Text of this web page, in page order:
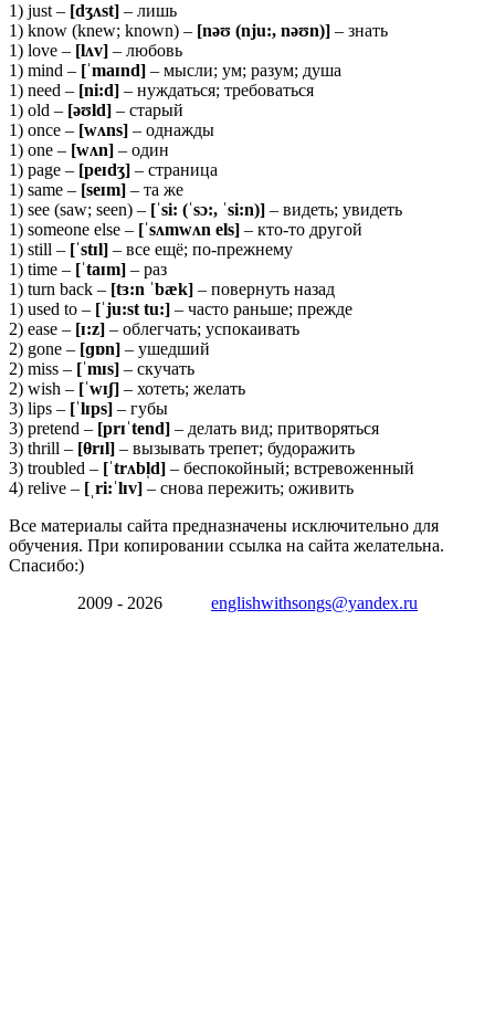
1) just – [dʒʌst] – лишь
1) know (knew; known) – [nəʊ (nju:, nəʊn)] – знать
1) love – [lʌv] – любовь
1) mind – [ˈmaɪnd] – мысли; ум; разум; душа
1) need – [ni:d] – нуждаться; требоваться
1) old – [əʊld] – старый
1) once – [wʌns] – однажды
1) one – [wʌn] – один
1) page – [peɪdʒ] – страница
1) same – [seɪm] – та же
1) see (saw; seen) – [ˈsi: (ˈsɔ:, ˈsi:n)] – видеть; увидеть
1) someone else – [ˈsʌmwʌn els] – кто-то другой
1) still – [ˈstɪl] – все ещё; по-прежнему
1) time – [ˈtaɪm] – раз
1) turn back – [tɜ:n ˈbæk] – повернуть назад
1) used to – [ˈju:st tu:] – часто раньше; прежде
2) ease – [ɪ:z] – облегчать; успокаивать
2) gone – [ɡɒn] – ушедший
2) miss – [ˈmɪs] – скучать
2) wish – [ˈwɪʃ] – хотеть; желать
3) lips – [ˈlɪps] – губы
3) pretend – [prɪˈtend] – делать вид; притворяться
3) thrill – [θrɪl] – вызывать трепет; будоражить
3) troubled – [ˈtrʌbl̩d] – беспокойный; встревоженный
4) relive – [ˌ ri:ˈlɪv] – снова пережить; оживить
Все материалы сайта предназначены исключительно для
обучения. При копировании ссылка на сайта желательна.
Спасибо:)
2009 - 2026 englishwithsongs@yandex.ru